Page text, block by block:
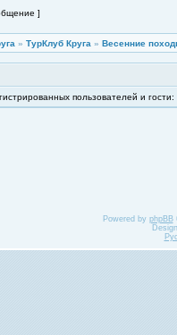
]
» ТурКлуб Круга » Весенние
пользователей и гости:
Powered by phpBB